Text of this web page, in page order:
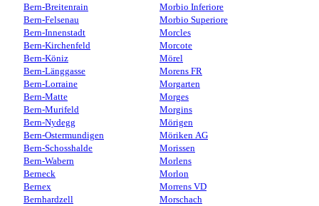
Bern-Breitenrain
Bern-Felsenau
Bern-Innenstadt
Bern-Kirchenfeld
Bern-Köniz
Bern-Länggasse
Bern-Lorraine
Bern-Matte
Bern-Murifeld
Bern-Nydegg
Bern-Ostermundigen
Bern-Schosshalde
Bern-Wabern
Berneck
Bernex
Bernhardzell
Morbio Inferiore
Morbio Superiore
Morcles
Morcote
Mörel
Morens FR
Morgarten
Morges
Morgins
Mörigen
Möriken AG
Morissen
Morlens
Morlon
Morrens VD
Morschach